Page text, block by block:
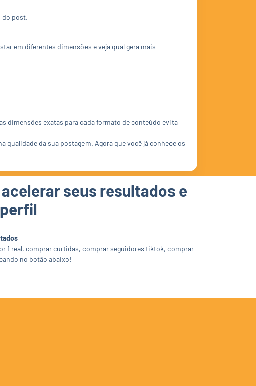
do post.
em diferentes dimensões e veja qual gera mais
dimensões exatas para cada formato de conteúdo evita
qualidade da sua postagem. Agora que você já conhece os
seus resultados e
1 real, comprar curtidas, comprar seguidores tiktok, comprar
no botão abaixo!